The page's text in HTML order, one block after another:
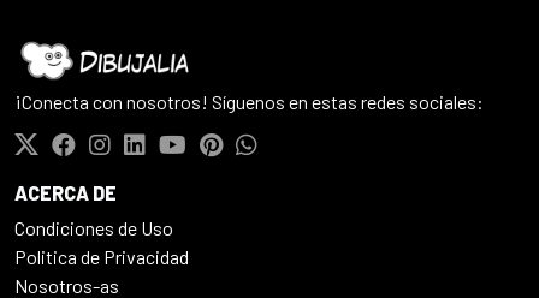
¡Conecta con nosotros! Síguenos en estas redes sociales:
ACERCA DE
Condiciones de Uso
Politica de Privacidad
Nosotros-as